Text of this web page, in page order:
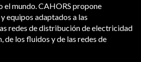
el mundo. CAHORS propone
equipos adaptados a las
redes de distribución de electricidad
de los fluidos y de las redes de